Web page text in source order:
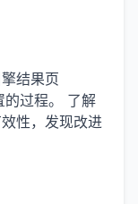
结果页
的过程。 了解
性，发现改进